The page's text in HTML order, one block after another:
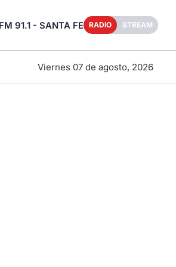
91.1 - SANTA FE RADIO STREAM
Viernes 07 de agosto, 2026